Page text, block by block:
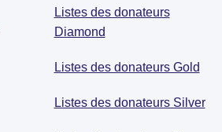
Listes des donateurs
Diamond
Listes des donateurs Gold
Listes des donateurs Silver